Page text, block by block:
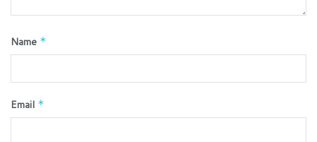
Name *
Email *